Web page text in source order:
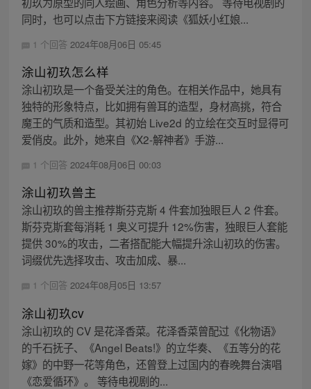
同时，也可以点击下方链接来阅读《狐妖小红娘...
1 个回答 2024年08月06日 05:45
涂山初玖怎么样
涂山初玖是一个备受关注的角色。在相关作品中，她具有
独特的形象特点，比如拥有兽耳的造型，身材高挑，符合
魔王的气质和造型。其初始 Live2d 的立绘在交互时显得可
爱俏皮。此外，她来自《X2-解神者》手游...
1 个回答 2024年08月06日 00:03
涂山初玖兽主
涂山初玖的兽主推荐斯芬克斯 4 件套加独眼巨人 2 件套。
斯芬克斯套每消耗 1 奥义可提升 12%伤害，独眼巨人套能
提供 30%的攻击，二者搭配能大幅提升涂山初玖的伤害。
词缀优先选择攻击、攻击加成、暴...
1 个回答 2024年08月05日 13:57
涂山初玖cv
涂山初玖的 CV 是花泽香菜。花泽香菜曾配过《化物语》
的千石抚子、《Angel Beats!》的立华奏、《五等分的花
嫁》的中野一花等角色，还曾登上过国内的春晚舞台演唱
《恋爱循环》。 等待电视剧的...